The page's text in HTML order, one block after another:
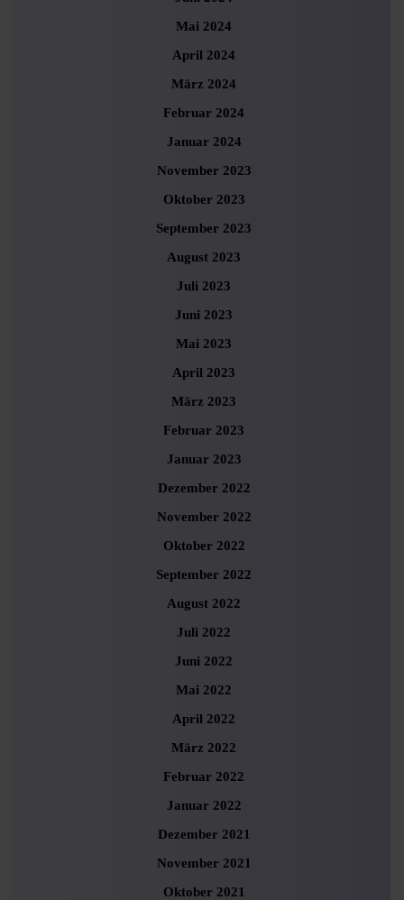
Mai 2024
April 2024
März 2024
Februar 2024
Januar 2024
November 2023
Oktober 2023
September 2023
August 2023
Juli 2023
Juni 2023
Mai 2023
April 2023
März 2023
Februar 2023
Januar 2023
Dezember 2022
November 2022
Oktober 2022
September 2022
August 2022
Juli 2022
Juni 2022
Mai 2022
April 2022
März 2022
Februar 2022
Januar 2022
Dezember 2021
November 2021
Oktober 2021